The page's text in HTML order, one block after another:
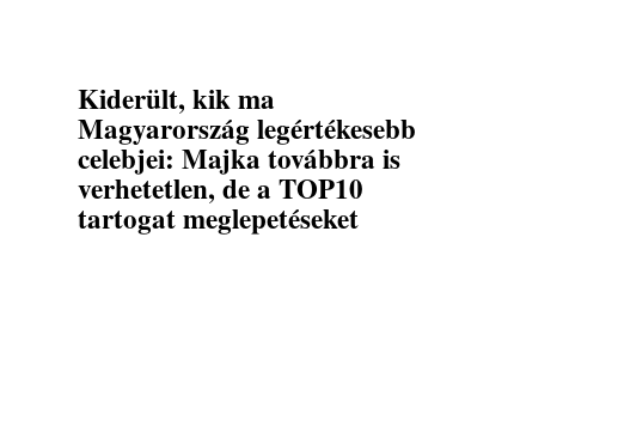
Kiderült, kik ma
Magyarország legértékesebb
celebjei: Majka továbbra is
verhetetlen, de a TOP10
tartogat meglepetéseket